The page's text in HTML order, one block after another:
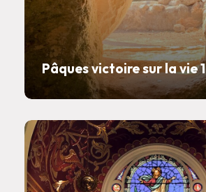
Pâques victoire sur la vie 1